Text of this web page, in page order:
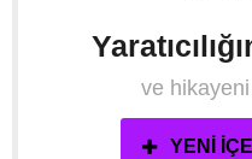
ve
YENI